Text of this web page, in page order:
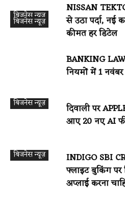
बिजनेस न्यूज़
बिजनेस न्यूज़
बिजनेस न्यूज़
NISSAN
से उठा पर्दा, नई
कीमत हर डिटेल
बिजनेस न्यूज़
BANKING
नियमों में 1
दिवाली पर
आए 20 नए AI
INDIGO SBI
फ्लाइट बुकिंग पर
अप्लाई करना